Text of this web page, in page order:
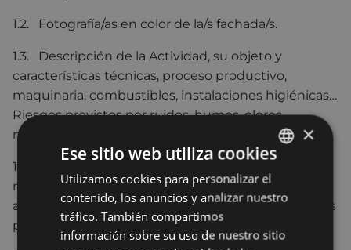
1.2. Fotografía/as en color de la/s fachada/s.
1.3. Descripción de la Actividad, su objeto y
características técnicas, proceso productivo,
maquinaria, combustibles, instalaciones higiénicas…
Riesgos previstos por ruidos, humos, olores,
materiales inflamables…
1.4. Descripción y características técnicas de la
maquinaria necesaria para el funcionamiento de la
actividad y, en su caso, de las instalaciones previstas
para ventilación y/o climatización del local.
BASQUE
SPANISH
×
Ese sitio web utiliza cookies
Utilizamos cookies para personalizar el
contenido, los anuncios y analizar nuestro
tráfico. También compartimos
información sobre su uso de nuestro sitio